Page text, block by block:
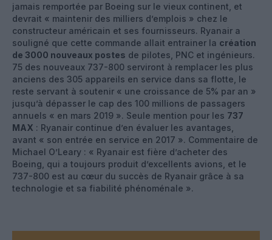
jamais remportée par Boeing sur le vieux continent, et
devrait « maintenir des milliers d’emplois » chez le
constructeur américain et ses fournisseurs. Ryanair a
souligné que cette commande allait entrainer la création
de 3000 nouveaux postes de pilotes, PNC et ingénieurs.
75 des nouveaux 737-800 serviront à remplacer les plus
anciens des 305 appareils en service dans sa flotte, le
reste servant à soutenir « une croissance de 5% par an »
jusqu’à dépasser le cap des 100 millions de passagers
annuels « en mars 2019 ». Seule mention pour les 737
MAX : Ryanair continue d’en évaluer les avantages,
avant « son entrée en service en 2017 ». Commentaire de
Michael O’Leary : « Ryanair est fière d’acheter des
Boeing, qui a toujours produit d’excellents avions, et le
737-800 est au cœur du succès de Ryanair grâce à sa
technologie et sa fiabilité phénoménale ».